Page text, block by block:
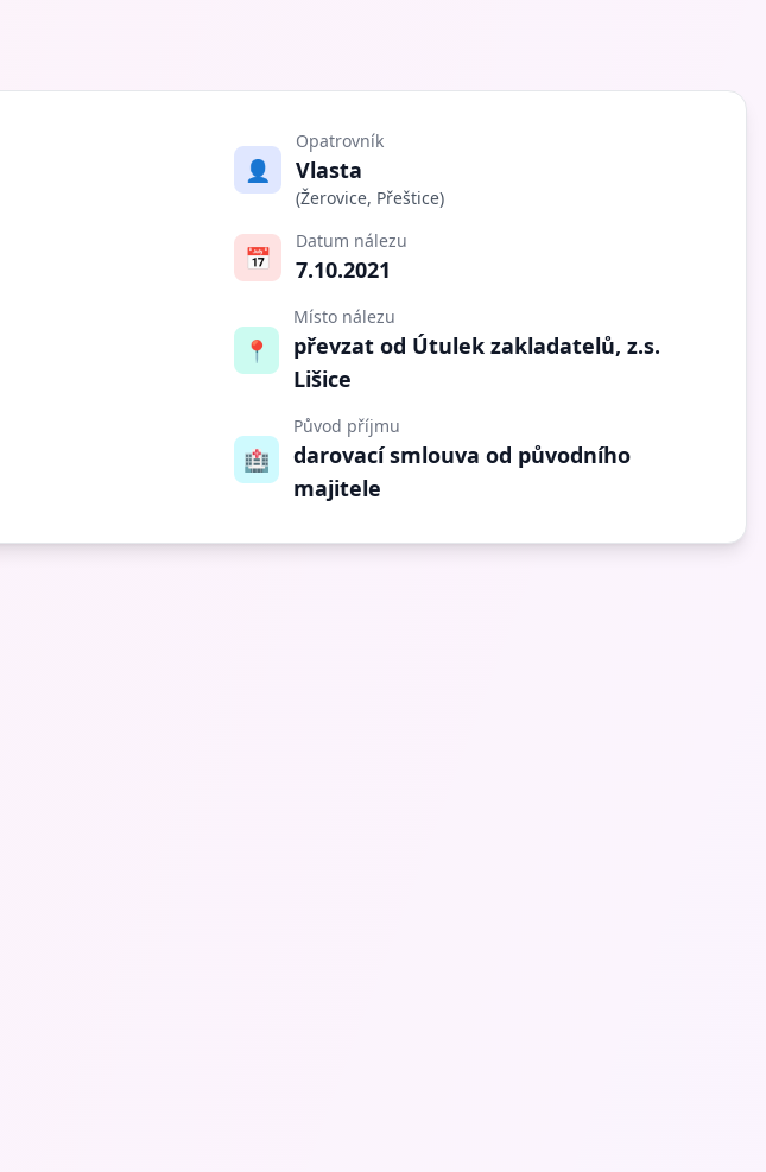
👤
Opatrovník
Vlasta
(Žerovice, Přeštice)
📅
Datum nálezu
7.10.2021
📍
Místo nálezu
převzat od Útulek zakladatelů, z.s.
Lišice
🏥
Původ příjmu
darovací smlouva od původního
majitele